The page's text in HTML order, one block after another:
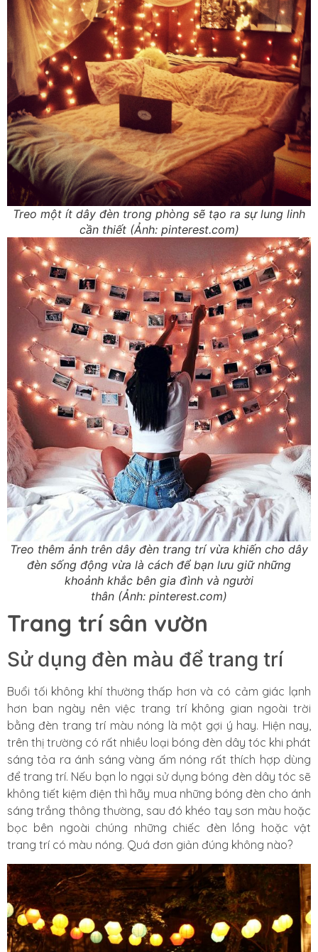
Treo một ít dây đèn trong phòng sẽ tạo ra sự lung linh
cần thiết (Ảnh: pinterest.com)
Treo thêm ảnh trên dây đèn trang trí vừa khiến cho dây
đèn sống động vừa là cách để bạn lưu giữ những
khoảnh khắc bên gia đình và người
thân (Ảnh: pinterest.com)
Trang trí sân vườn
Sử dụng đèn màu để trang trí
Buổi tối không khí thường thấp hơn và có cảm giác lạnh
hơn ban ngày nên việc trang trí không gian ngoài trời
bằng đèn trang trí màu nóng là một gợi ý hay. Hiện nay,
trên thị trường có rất nhiều loại bóng đèn dây tóc khi phát
sáng tỏa ra ánh sáng vàng ấm nóng rất thích hợp dùng
để trang trí. Nếu bạn lo ngại sử dụng bóng đèn dây tóc sẽ
không tiết kiệm điện thì hãy mua những bóng đèn cho ánh
sáng trắng thông thường, sau đó khéo tay sơn màu hoặc
bọc bên ngoài chúng những chiếc đèn lồng hoặc vật
trang trí có màu nóng. Quá đơn giản đúng không nào?